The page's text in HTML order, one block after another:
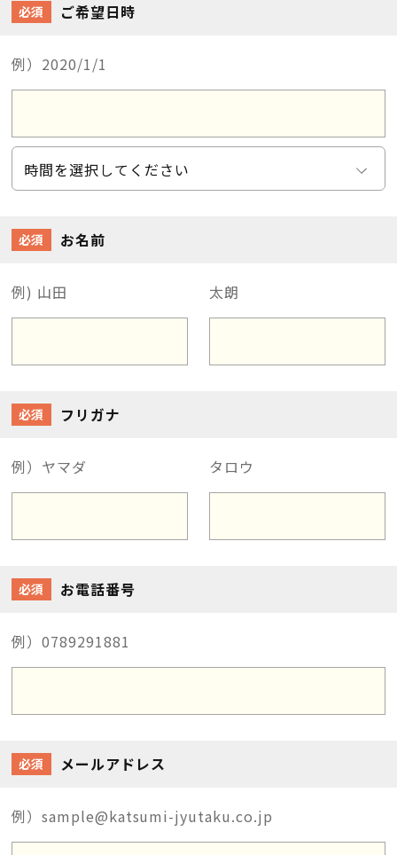
必須 ご希望日時
例）2020/1/1
必須 お名前
例) 山田 太朗
必須 フリガナ
例）ヤマダ タロウ
必須 お電話番号
例）0789291881
必須 メールアドレス
例）sample@katsumi-jyutaku.co.jp